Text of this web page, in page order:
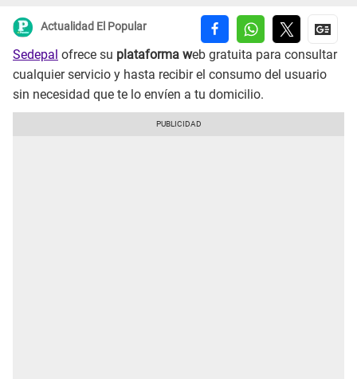
Actualidad El Popular
Sedepal ofrece su plataforma web gratuita para consultar
cualquier servicio y hasta recibir el consumo del usuario
sin necesidad que te lo envíen a tu domicilio.